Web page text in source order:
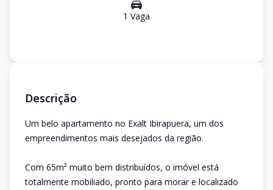
1 Vaga
Descrição
Um belo apartamento no Exalt Ibirapuera, um dos
empreendimentos mais desejados da região.
Com 65m² muito bem distribuídos, o imóvel está
totalmente mobiliado, pronto para morar e localizado